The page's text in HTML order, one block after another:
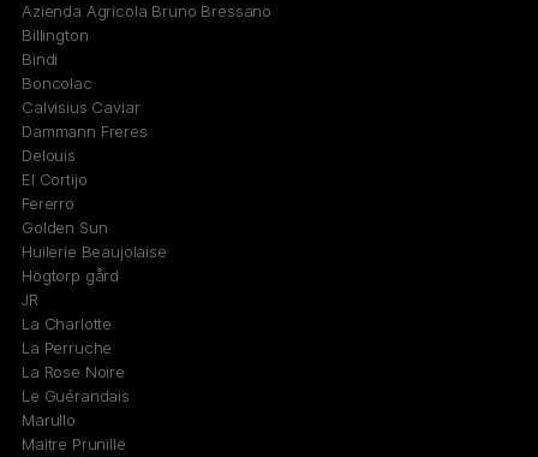
Azienda Agricola Bruno Bressano
Billington
Bindi
Boncolac
Calvisius Caviar
Dammann Freres
Delouis
El Cortijo
Fererro
Golden Sun
Huilerie Beaujolaise
Högtorp gård
JR
La Charlotte
La Perruche
La Rose Noire
Le Guérandais
Marullo
Maitre Prunille